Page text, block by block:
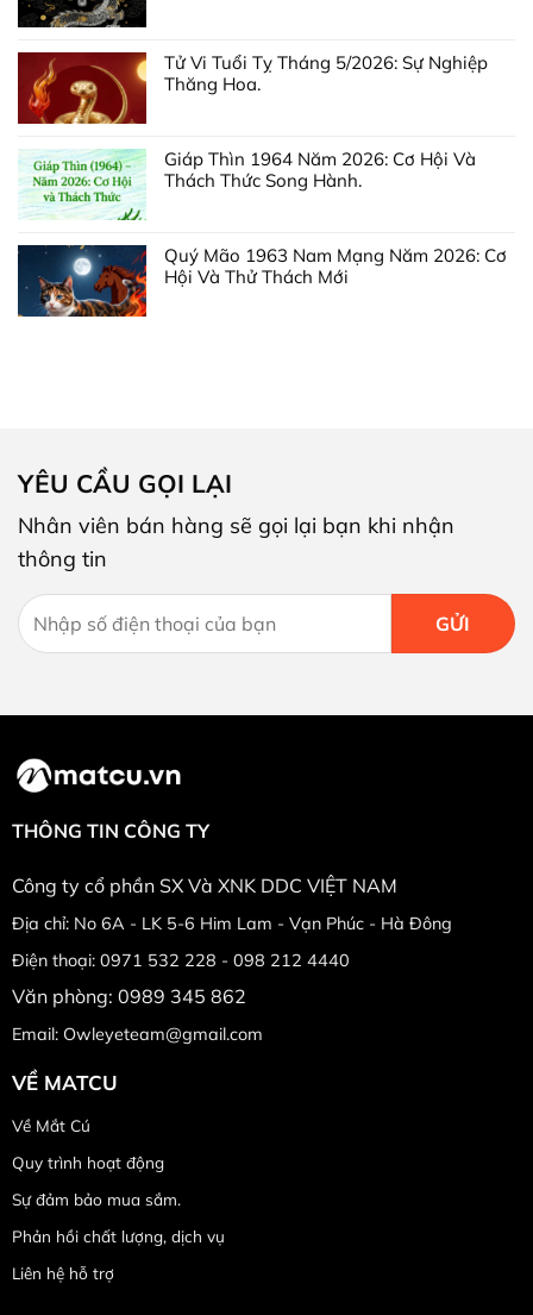
Tử Vi Tuổi Tỵ Tháng 5/2026: Sự Nghiệp
Thăng Hoa.
Giáp Thìn 1964 Năm 2026: Cơ Hội Và
Thách Thức Song Hành.
Quý Mão 1963 Nam Mạng Năm 2026: Cơ
Hội Và Thử Thách Mới
YÊU CẦU GỌI LẠI
Nhân viên bán hàng sẽ gọi lại bạn khi nhận
thông tin
THÔNG TIN CÔNG TY
Công ty cổ phần SX Và XNK DDC VIỆT NAM
Địa chỉ: No 6A - LK 5-6 Him Lam - Vạn Phúc - Hà Đông
Điện thoại: 0971 532 228 - 098 212 4440
Văn phòng: 0989 345 862
Email: Owleyeteam@gmail.com
VỀ MATCU
Về Mắt Cú
Quy trình hoạt động
Sự đảm bảo mua sắm.
Phản hồi chất lượng, dịch vụ
Liên hệ hỗ trợ